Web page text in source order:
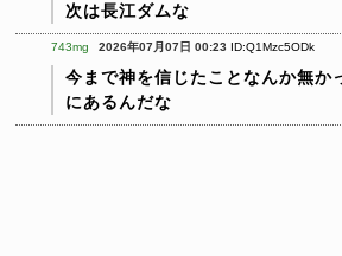
次は長江ダムな
743mg 2026年07月07日 00:23 ID:Q1Mzc5ODk
今まで神を信じたことなんか無か
にあるんだな